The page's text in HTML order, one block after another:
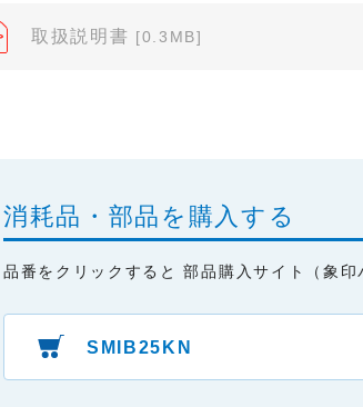
ている取扱説明書の内容と異なる場合がありま
※）みまもりほっとラインサービスでご使用さ
まもりほっとライン相談窓口 」に直接お問い合わ
．本サービスに係わる損害の免責
ありません。あらかじめご了承ください。
取扱説明書 [0.3MB]
消耗品・部品を購入する
品番をクリックすると 部品購入サイト（象
SMIB25KN